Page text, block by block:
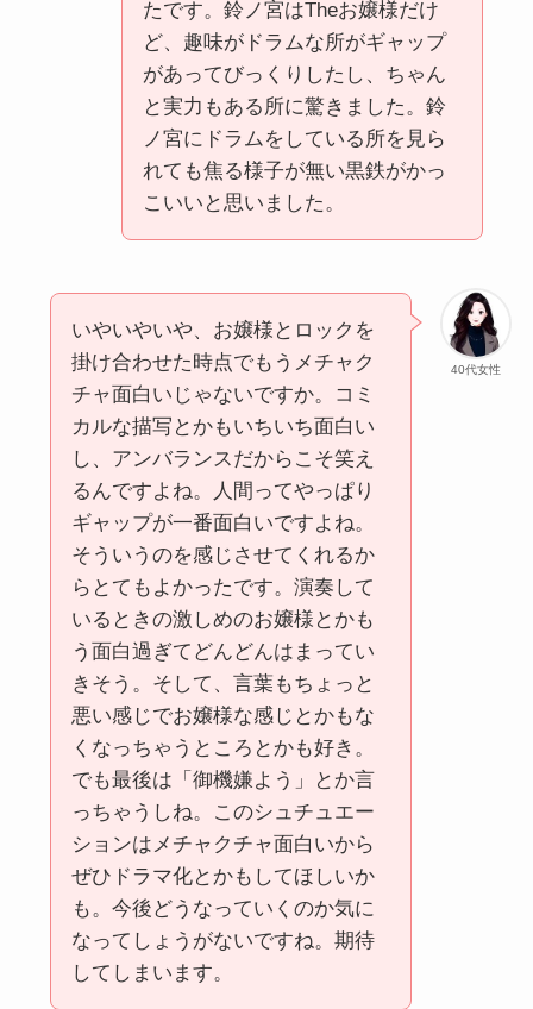
たです。鈴ノ宮はTheお嬢様だけ
ど、趣味がドラムな所がギャップ
があってびっくりしたし、ちゃん
と実力もある所に驚きました。鈴
ノ宮にドラムをしている所を見ら
れても焦る様子が無い黒鉄がかっ
こいいと思いました。
40代女性
いやいやいや、お嬢様とロックを
掛け合わせた時点でもうメチャク
チャ面白いじゃないですか。コミ
カルな描写とかもいちいち面白い
し、アンバランスだからこそ笑え
るんですよね。人間ってやっぱり
ギャップが一番面白いですよね。
そういうのを感じさせてくれるか
らとてもよかったです。演奏して
いるときの激しめのお嬢様とかも
う面白過ぎてどんどんはまってい
きそう。そして、言葉もちょっと
悪い感じでお嬢様な感じとかもな
くなっちゃうところとかも好き。
でも最後は「御機嫌よう」とか言
っちゃうしね。このシュチュエー
ションはメチャクチャ面白いから
ぜひドラマ化とかもしてほしいか
も。今後どうなっていくのか気に
なってしょうがないですね。期待
してしまいます。